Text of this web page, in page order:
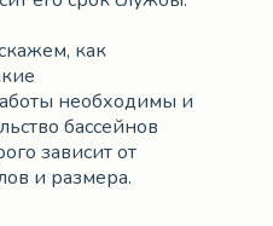
как
необходимы и
бассейнов
зависит от
и размера.